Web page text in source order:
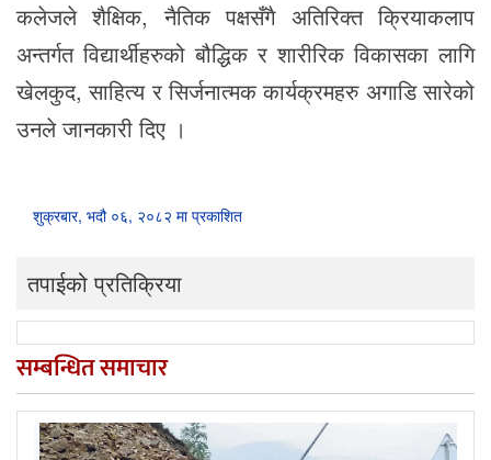
कलेजले शैक्षिक, नैतिक पक्षसँगै अतिरिक्त क्रियाकलाप
अन्तर्गत विद्यार्थीहरुको बौद्धिक र शारीरिक विकासका लागि
खेलकुद, साहित्य र सिर्जनात्मक कार्यक्रमहरु अगाडि सारेको
उनले जानकारी दिए ।
शुक्रबार, भदौ ०६, २०८२ मा प्रकाशित
तपाईको प्रतिक्रिया
सम्बन्धित समाचार